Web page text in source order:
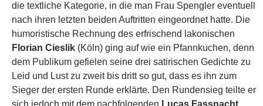
die textliche Kategorie, in die man Frau Spengler eventuell
nach ihren letzten beiden Auftritten eingeordnet hatte. Die
humoristische Rechnung des erfrischend lakonischen
Florian Cieslik (Köln) ging auf wie ein Pfannkuchen, denn
dem Publikum gefielen seine drei satirischen Gedichte zu
Leid und Lust zu zweit bis dritt so gut, dass es ihn zum
Sieger der ersten Runde erklärte. Den Rundensieg teilte er